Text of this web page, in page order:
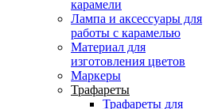
карамели
Лампа и аксессуары для
работы с карамелью
Материал для
изготовления цветов
Маркеры
Трафареты
Трафареты для